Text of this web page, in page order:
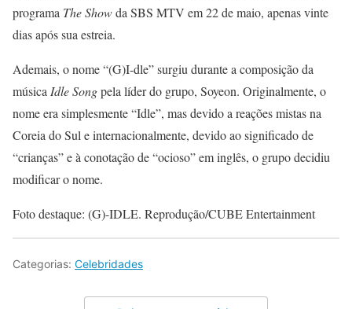
programa The Showda SBS MTV em 22 de maio, apenas vinte
dias após sua estreia.
Ademais, o nome “(G)I-dle” surgiu durante a composição da
música Idle Songpela líder do grupo, Soyeon. Originalmente, o
nome era simplesmente “Idle”, mas devido a reações mistas na
Coreia do Sul e internacionalmente, devido ao significado de
“crianças” e à conotação de “ocioso” em inglês, o grupo decidiu
modificar o nome.
Foto destaque: (G)-IDLE. Reprodução/CUBE Entertainment
Categorias: Celebridades